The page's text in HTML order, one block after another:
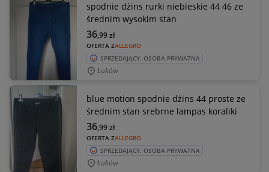
spodnie dżins rurki niebieskie 44 46 ze
średnim wysokim stan
OFERTA ZALLEGRO
36,99zł
SPRZEDAJĄCY: OSOBA PRYWATNA
Łuków
blue motion spodnie dżins 44 proste ze
średnim stan srebrne lampas koraliki
OFERTA ZALLEGRO
36,99zł
SPRZEDAJĄCY: OSOBA PRYWATNA
Łuków